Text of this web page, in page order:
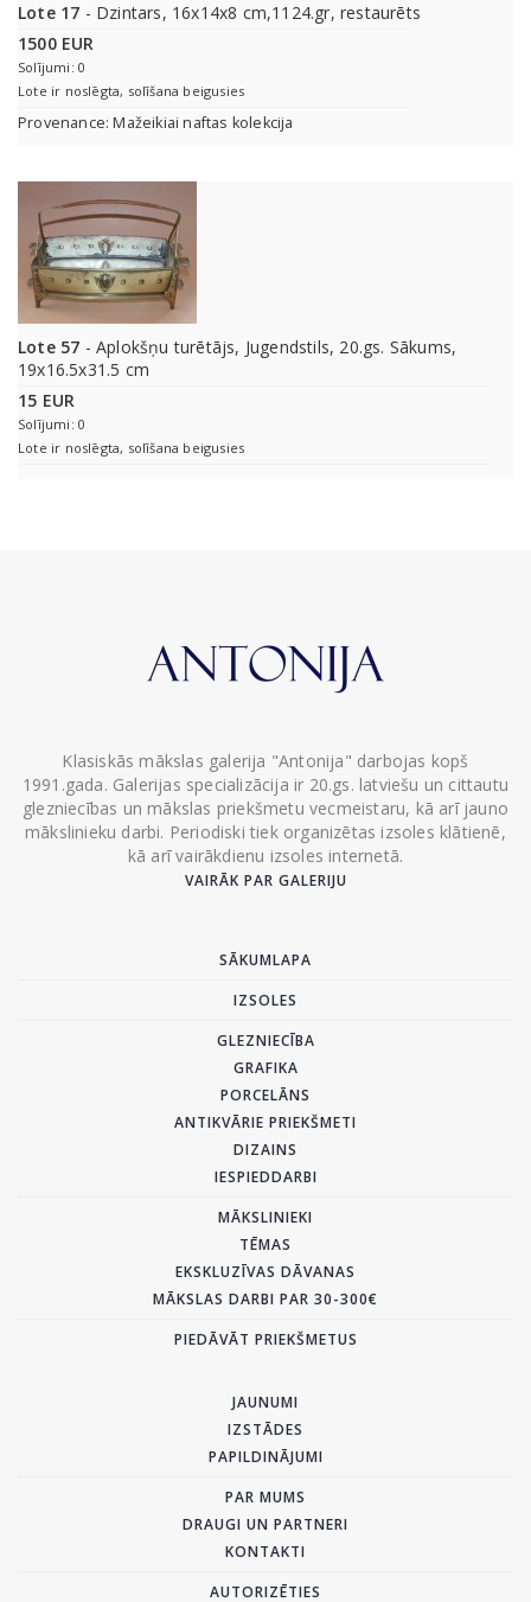
Lote 17 - Dzintars, 16x14x8 cm,1124.gr, restaurēts
1500 EUR
Solījumi: 0
Lote ir noslēgta, solīšana beigusies
Provenance: Mažeikiai naftas kolekcija
Lote 57 - Aplokšņu turētājs, Jugendstils, 20.gs. Sākums,
19x16.5x31.5 cm
15 EUR
Solījumi: 0
Lote ir noslēgta, solīšana beigusies
Klasiskās mākslas galerija "Antonija" darbojas kopš
1991.gada. Galerijas specializācija ir 20.gs. latviešu un cittautu
glezniecības un mākslas priekšmetu vecmeistaru, kā arī jauno
mākslinieku darbi. Periodiski tiek organizētas izsoles klātienē,
kā arī vairākdienu izsoles internetā.
VAIRĀK PAR GALERIJU
SĀKUMLAPA
IZSOLES
GLEZNIECĪBA
GRAFIKA
PORCELĀNS
ANTIKVĀRIE PRIEKŠMETI
DIZAINS
IESPIEDDARBI
MĀKSLINIEKI
TĒMAS
EKSKLUZĪVAS DĀVANAS
MĀKSLAS DARBI PAR 30-300€
PIEDĀVĀT PRIEKŠMETUS
JAUNUMI
IZSTĀDES
PAPILDINĀJUMI
PAR MUMS
DRAUGI UN PARTNERI
KONTAKTI
AUTORIZĒTIES